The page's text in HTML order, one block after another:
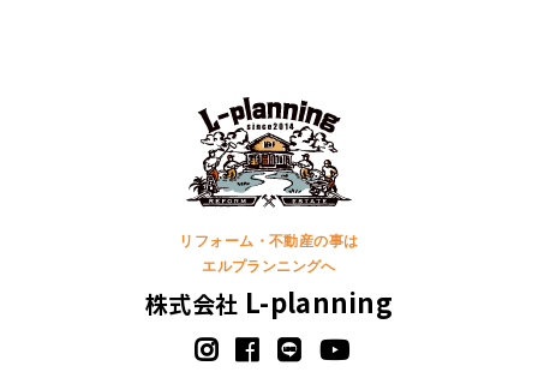
リフォーム・不動産の事は
エルプランニングへ
株式会社 L-planning